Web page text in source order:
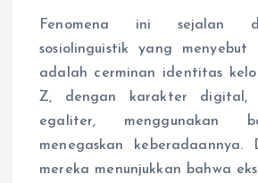
Fenomena ini sejalan
sosiolinguistik yang menyebut
adalah cerminan identitas
Z, dengan karakter digital,
egaliter, menggunakan
menegaskan keberadaannya.
mereka menunjukkan bahwa